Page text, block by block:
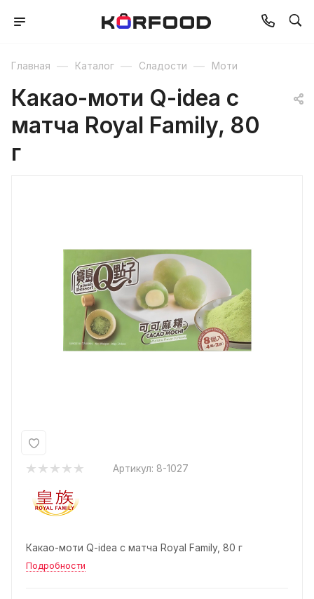
Главная — Каталог — Сладости — Моти
Какао-моти Q-idea с
матча Royal Family, 80
г
Артикул: 8-1027
Какао-моти Q-idea с матча Royal Family, 80 г
Подробности